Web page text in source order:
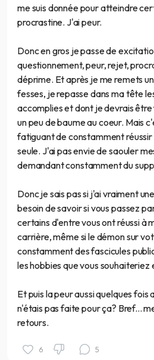
me suis donnée pour atteindre
procrastine. J'ai peur.
Donc en gros je passe de
questionnement, peur, rejet,
déprime. Et après je me remets
fesses, je repasse dans ma tête
accomplies et dont je devrais
un peu de baume au coeur. Mais
fatiguant de constamment
seule. J'ai pas envie de saouler
demandant constamment du
Donc je sais pas si j'ai vraiment
besoin de savoir si vous passez
certains d'entre vous ont réussi à
carrière, même si le démon sur
constamment des fascicules
les hobbies que vous souhaiteriez
Et puis la peur aussi quelques fois
n'étais pas faite pour ça? Bref...
retours.
6 5